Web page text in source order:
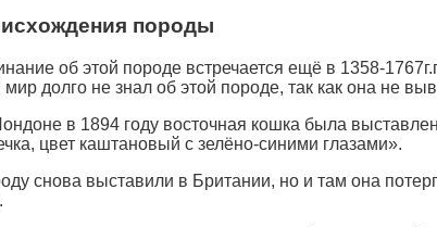
породы
об этой породе встречается ещё в 1358-
долго не знал об этой породе, так как она не
в 1894 году восточная кошка была
цвет каштановый с зелёно-синими глазами».
снова выставили в Британии, но и там она